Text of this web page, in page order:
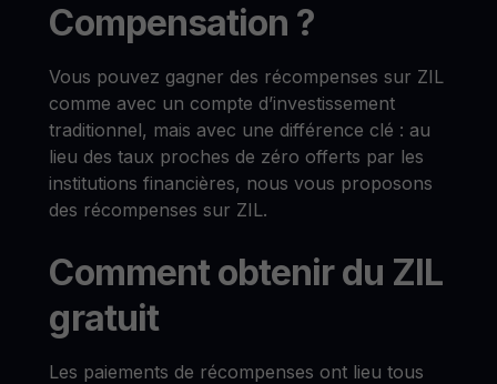
Compensation ?
Vous pouvez gagner des récompenses sur ZIL
comme avec un compte d’investissement
traditionnel, mais avec une différence clé : au
lieu des taux proches de zéro offerts par les
institutions financières, nous vous proposons
des récompenses sur ZIL.
Comment obtenir du ZIL
gratuit
Les paiements de récompenses ont lieu tous